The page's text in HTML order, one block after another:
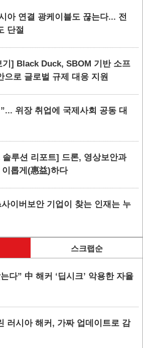
아 연결 광케이블도 끊는다... 전
단절
기] Black Duck, SBOM 기반 소프
으로 글로벌 규제 대응 지원
위장 취업에 국제사회 공동 대
루션 리포트] 드론, 영상보안과
롭게(惠益)하다
이버보안 기업이 찾는 인재는 누
스크랩순
다” 中 해커 ‘딥시크’ 악용한 자율
러시아 해커, 가짜 업데이트로 감